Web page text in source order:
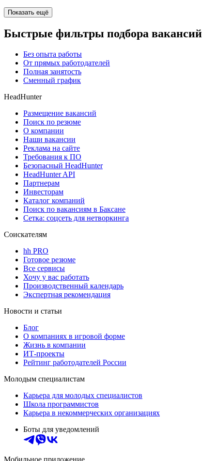
Показать ещё
Быстрые фильтры подбора вакансий
Без опыта работы
От прямых работодателей
Полная занятость
Сменный график
HeadHunter
Размещение вакансий
Поиск по резюме
О компании
Наши вакансии
Реклама на сайте
Требования к ПО
Безопасный HeadHunter
HeadHunter API
Партнерам
Инвесторам
Каталог компаний
Поиск по вакансиям в Баксане
Сетка: соцсеть для нетворкинга
Соискателям
hh PRO
Готовое резюме
Все сервисы
Хочу у вас работать
Производственный календарь
Экспертная рекомендация
Новости и статьи
Блог
О компаниях в игровой форме
Жизнь в компании
ИТ-проекты
Рейтинг работодателей России
Молодым специалистам
Карьера для молодых специалистов
Школа программистов
Карьера в некоммерческих организациях
Боты для уведомлений
Мобильное приложение